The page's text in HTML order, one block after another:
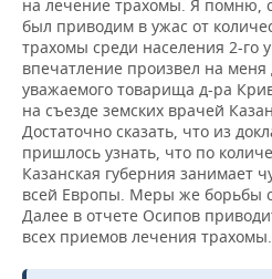
на лечение трахомы. Я помню,
был приводим в ужас от
трахомы среди населения 2-го
впечатление произвел на меня
уважаемого товарища д-ра
на съезде земских врачей
Достаточно сказать, что из
пришлось узнать, что по
Казанская губерния занимает
всей Европы. Меры же борьбы
Далее в отчете Осипов
всех приемов лечения трахомы.